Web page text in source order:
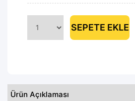
SEPETE EKLE
Ürün Açıklaması